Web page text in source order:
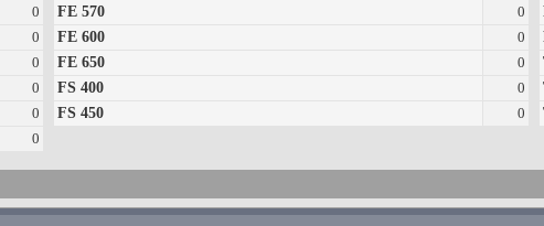
0
0
0
0
0
0
FE 570
0
FE 600
0
FE 650
0
FS 400
0
FS 450
0